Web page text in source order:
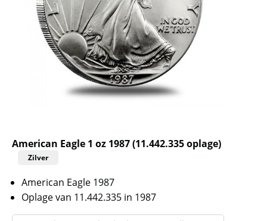
American Eagle 1 oz 1987 (11.442.335 oplage)
Zilver
American Eagle 1987
Oplage van 11.442.335 in 1987